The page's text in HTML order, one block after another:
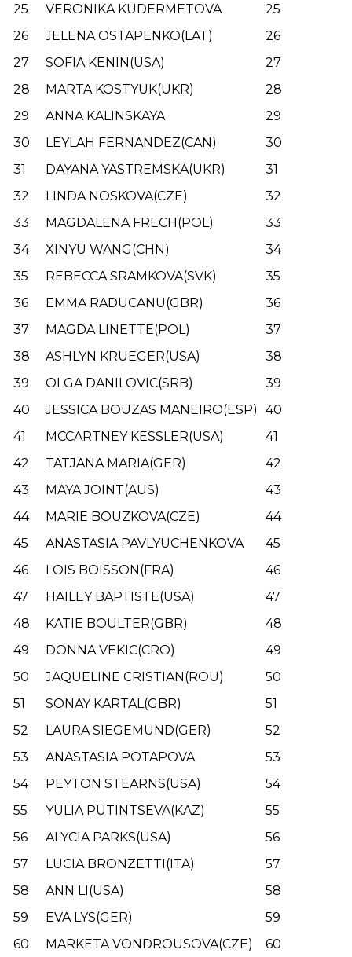
25
VERONIKA KUDERMETOVA
25
26
JELENA OSTAPENKO(LAT)
26
27
SOFIA KENIN(USA)
27
28
MARTA KOSTYUK(UKR)
28
29
ANNA KALINSKAYA
29
30
LEYLAH FERNANDEZ(CAN)
30
31
DAYANA YASTREMSKA(UKR)
31
32
LINDA NOSKOVA(CZE)
32
33
MAGDALENA FRECH(POL)
33
34
XINYU WANG(CHN)
34
35
REBECCA SRAMKOVA(SVK)
35
36
EMMA RADUCANU(GBR)
36
37
MAGDA LINETTE(POL)
37
38
ASHLYN KRUEGER(USA)
38
39
OLGA DANILOVIC(SRB)
39
40
JESSICA BOUZAS MANEIRO(ESP)
40
41
MCCARTNEY KESSLER(USA)
41
42
TATJANA MARIA(GER)
42
43
MAYA JOINT(AUS)
43
44
MARIE BOUZKOVA(CZE)
44
45
ANASTASIA PAVLYUCHENKOVA
45
46
LOIS BOISSON(FRA)
46
47
HAILEY BAPTISTE(USA)
47
48
KATIE BOULTER(GBR)
48
49
DONNA VEKIC(CRO)
49
50
JAQUELINE CRISTIAN(ROU)
50
51
SONAY KARTAL(GBR)
51
52
LAURA SIEGEMUND(GER)
52
53
ANASTASIA POTAPOVA
53
54
PEYTON STEARNS(USA)
54
55
YULIA PUTINTSEVA(KAZ)
55
56
ALYCIA PARKS(USA)
56
57
LUCIA BRONZETTI(ITA)
57
58
ANN LI(USA)
58
59
EVA LYS(GER)
59
60
MARKETA VONDROUSOVA(CZE) 60